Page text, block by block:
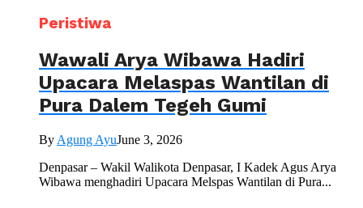
Peristiwa
Wawali Arya Wibawa Hadiri
Upacara Melaspas Wantilan di
Pura Dalem Tegeh Gumi
By Agung AyuJune 3, 2026
Denpasar – Wakil Walikota Denpasar, I Kadek Agus Arya
Wibawa menghadiri Upacara Melspas Wantilan di Pura...